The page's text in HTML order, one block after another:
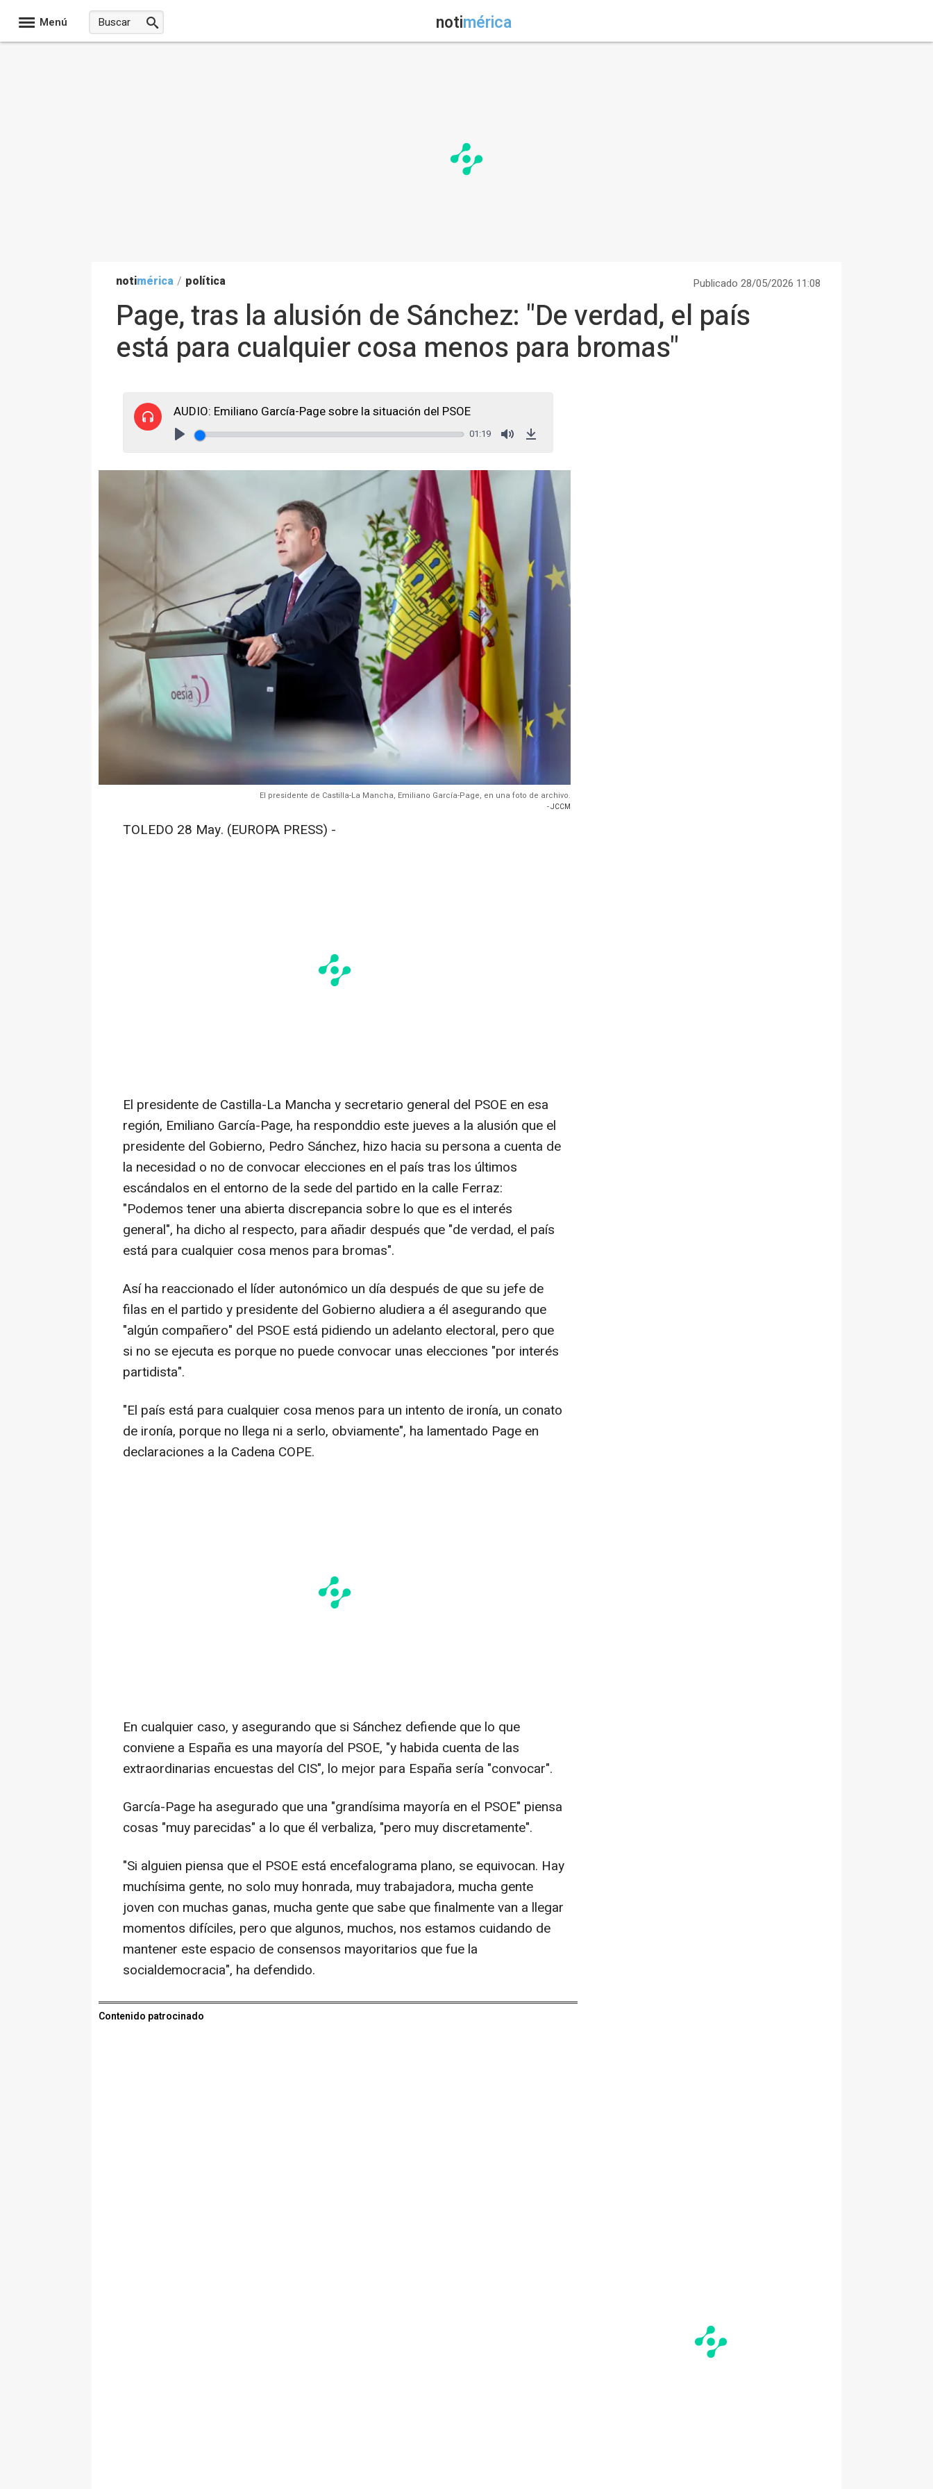
Menú notimérica
notimérica / política Publicado 28/05/2026 11:08
Page, tras la alusión de Sánchez: "De verdad, el país
está para cualquier cosa menos para bromas"
AUDIO: Emiliano García-Page sobre la situación del PSOE
01:19
El presidente de Castilla-La Mancha, Emiliano García-Page, en una foto de archivo.
- JCCM
TOLEDO 28 May. (EUROPA PRESS) -
El presidente de Castilla-La Mancha y secretario general del PSOE en esa
región, Emiliano García-Page, ha responddio este jueves a la alusión que el
presidente del Gobierno, Pedro Sánchez, hizo hacia su persona a cuenta de
la necesidad o no de convocar elecciones en el país tras los últimos
escándalos en el entorno de la sede del partido en la calle Ferraz:
"Podemos tener una abierta discrepancia sobre lo que es el interés
general", ha dicho al respecto, para añadir después que "de verdad, el país
está para cualquier cosa menos para bromas".
Así ha reaccionado el líder autonómico un día después de que su jefe de
filas en el partido y presidente del Gobierno aludiera a él asegurando que
"algún compañero" del PSOE está pidiendo un adelanto electoral, pero que
si no se ejecuta es porque no puede convocar unas elecciones "por interés
partidista".
"El país está para cualquier cosa menos para un intento de ironía, un conato
de ironía, porque no llega ni a serlo, obviamente", ha lamentado Page en
declaraciones a la Cadena COPE.
En cualquier caso, y asegurando que si Sánchez defiende que lo que
conviene a España es una mayoría del PSOE, "y habida cuenta de las
extraordinarias encuestas del CIS", lo mejor para España sería "convocar".
García-Page ha asegurado que una "grandísima mayoría en el PSOE" piensa
cosas "muy parecidas" a lo que él verbaliza, "pero muy discretamente".
"Si alguien piensa que el PSOE está encefalograma plano, se equivocan. Hay
muchísima gente, no solo muy honrada, muy trabajadora, mucha gente
joven con muchas ganas, mucha gente que sabe que finalmente van a llegar
momentos difíciles, pero que algunos, muchos, nos estamos cuidando de
mantener este espacio de consensos mayoritarios que fue la
socialdemocracia", ha defendido.
Contenido patrocinado